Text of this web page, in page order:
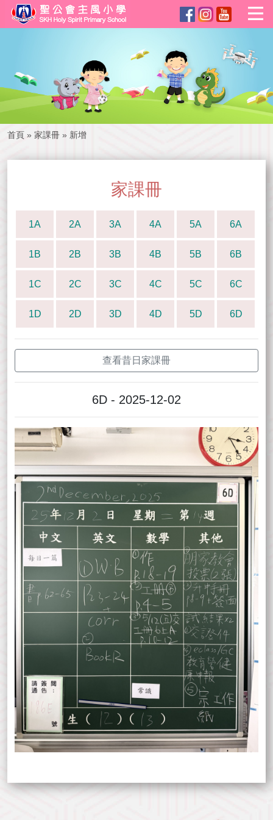
首頁 » 家課冊 » 新增
家課冊
1A 2A 3A 4A 5A 6A
1B 2B 3B 4B 5B 6B
1C 2C 3C 4C 5C 6C
1D 2D 3D 4D 5D 6D
查看昔日家課冊
6D - 2025-12-02